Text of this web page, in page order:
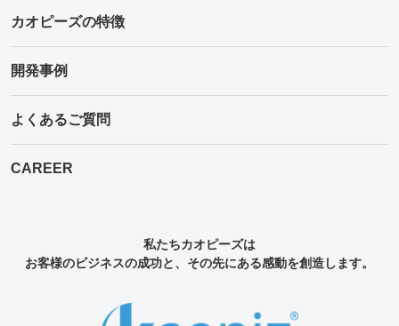
カオピーズの特徴
開発事例
よくあるご質問
CAREER
私たちカオピーズは
お客様のビジネスの成功と、その先にある感動を創造します。